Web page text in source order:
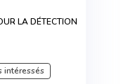
LA DÉTECTION
intéressés